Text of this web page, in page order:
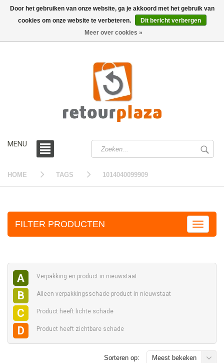
MENU
HOME TAGS 1014040099909
FILTER PRODUCTEN
A Verpakking en product in nieuwstaat
B Alleen verpakkingsschade product in nieuwstaat
C Product heeft lichte schade
D Product heeft zichtbare schade
Sorteren op: Meest bekeken
Door het gebruiken van onze website, ga je akkoord met het gebruik van
cookies om onze website te verbeteren.
Dit bericht verbergen
Meer over cookies »